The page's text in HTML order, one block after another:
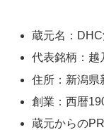
蔵元名：
代表銘柄：越
住所：新潟県
創業：西暦
蔵元からの